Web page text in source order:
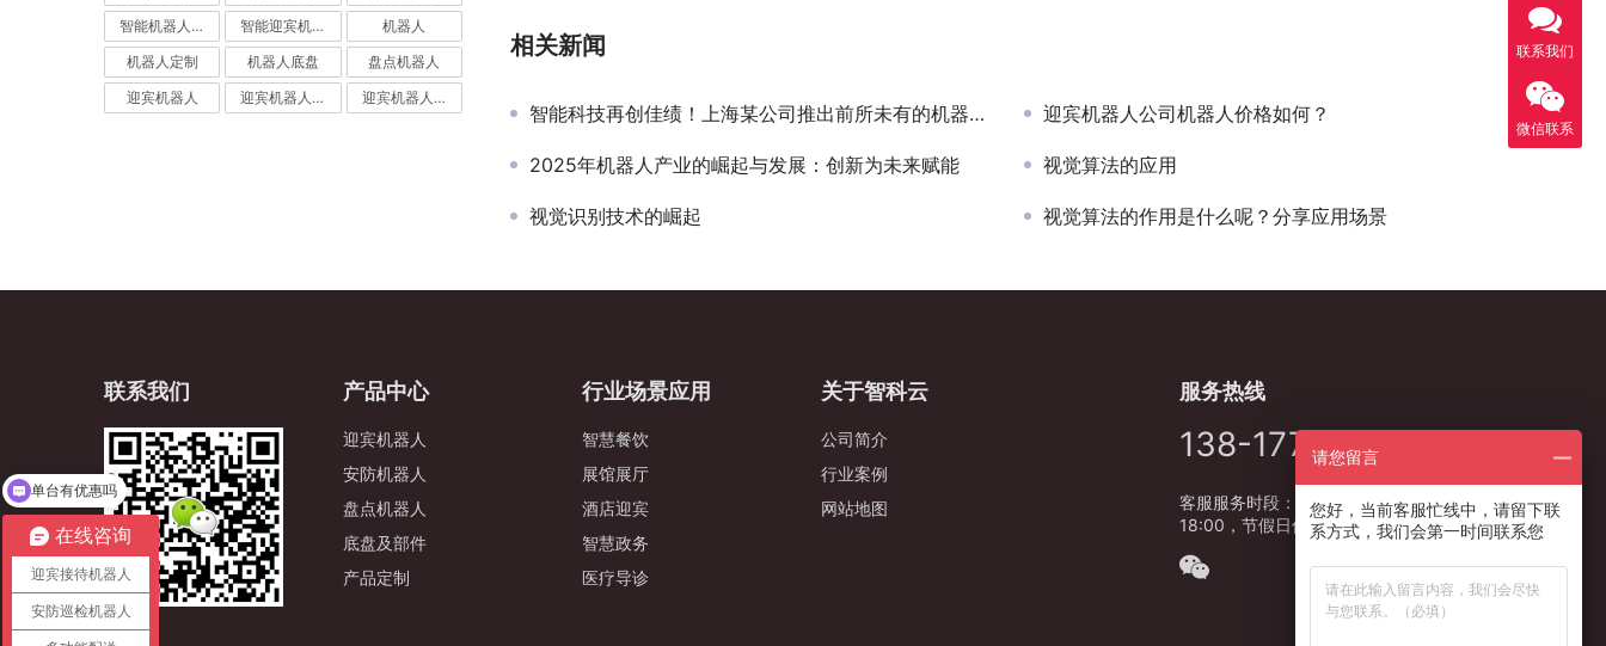
相关新闻
智能科技再创佳绩！上海某公司推出前所未有的机器人定制服务 迎宾机器人公司机器人价格如何？
2025年机器人产业的崛起与发展：创新为未来赋能 视觉算法的应用
视觉识别技术的崛起 视觉算法的作用是什么呢？分享应用场景
智能机器人定制 智能迎宾机器人 机器人
机器人定制 机器人底盘 盘点机器人
迎宾机器人 迎宾机器人价格 迎宾机器人公司
联系我们 产品中心
迎宾机器人
安防机器人
盘点机器人
底盘及部件
产品定制
行业场景应用
智慧餐饮
展馆展厅
酒店迎宾
智慧政务
医疗导诊
关于智科云
公司简介
行业案例
网站地图
服务热线
138-1778-5627
客服服务时段：周一至周五，9:00 -
18:00，节假日休息
联系我们
微信联系
在线咨询
迎宾接待机器人
安防巡检机器人
可以介绍下你们的产品么
单台有优惠吗 请您留言
您好，当前客服忙线中，请留下联
系方式，我们会第一时间联系您